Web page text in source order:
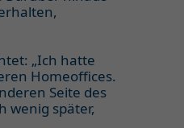
„Ich hatte
Homeoffices.
Seite des
wenig später,